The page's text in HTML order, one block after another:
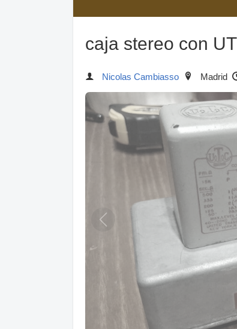
caja stereo con
Nicolas Cambiasso Madrid